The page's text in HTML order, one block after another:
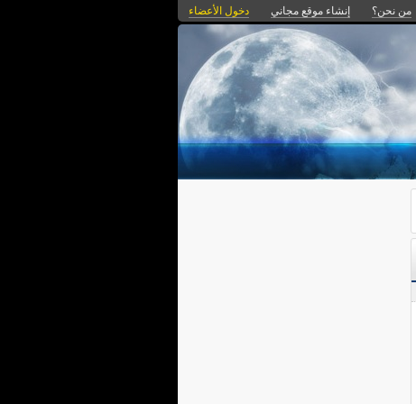
من نحن؟ إنشاء موقع مجاني دخول الأعضاء